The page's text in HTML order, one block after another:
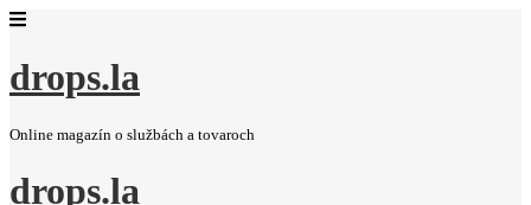
drops.la
Online magazín o službách a tovaroch
drops.la